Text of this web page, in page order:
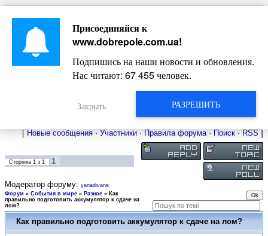
Главная
Новости
Довідкова
Фото
Оголошення
Видео
Жизнь Добропольского края
[ Новые сообщения · Участники · Правила форума· Поиск · RSS ]
Сторінка 1 з 1 1
Модератор форуму: yanadivane
Форум » События в мире » Разное » Как
правильно подготовить аккумулятор к сдаче на
лом?
Как правильно подготовить аккумулятор к сдаче на лом?
Присоединяйся к
www.dobrepole.com.ua!
Подпишись на наши новости и обновления.
Нас читают: 67 455человек.
РАЗРЕШИТЬ
Закрыть